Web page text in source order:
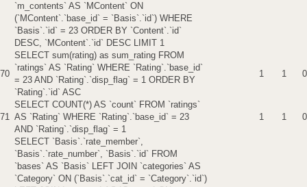
`m_contents` AS `MContent` ON
(`MContent`.`base_id` = `Basis`.`id`) WHERE
`Basis`.`id` = 23 ORDER BY `Content`.`id`
DESC, `MContent`.`id` DESC LIMIT 1
70
SELECT sum(rating) as sum_rating FROM
`ratings` AS `Rating` WHERE `Rating`.`base_id`
= 23 AND `Rating`.`disp_flag` = 1 ORDER BY
`Rating`.`id` ASC
1 1 0
71
SELECT COUNT(*) AS `count` FROM `ratings`
AS `Rating` WHERE `Rating`.`base_id` = 23
AND `Rating`.`disp_flag` = 1
1 1 0
SELECT `Basis`.`rate_member`,
`Basis`.`rate_number`, `Basis`.`id` FROM
`bases` AS `Basis` LEFT JOIN `categories` AS
`Category` ON (`Basis`.`cat_id` = `Category`.`id`)